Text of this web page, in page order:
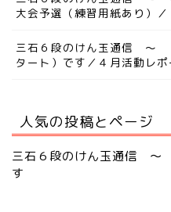
大会予選（練習用紙あり）
三石６段のけん玉通信 ～
タート）です／４月活動レポ
人気の投稿とページ
三石６段のけん玉通信 ～
す